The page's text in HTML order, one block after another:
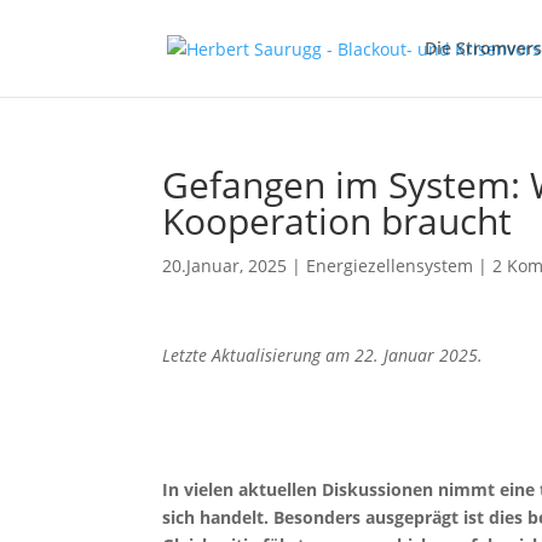
Die
Gefangen im
Kooperation braucht
20.Januar, 2025 | Energiezellensystem |2
Letzte Aktualisierung am 22. Januar 2025.
In vielen aktuellen Diskussionen nimmt eine
sich handelt. Besonders ausgeprägt ist dies